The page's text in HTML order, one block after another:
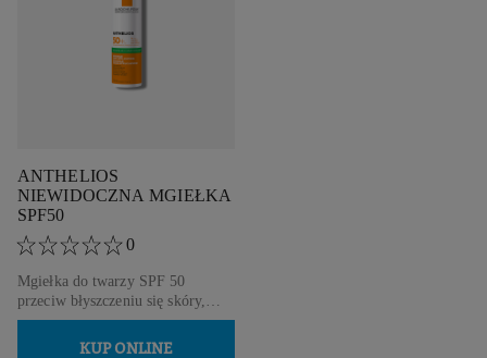
ANTHELIOS
NIEWIDOCZNA MGIEŁKA
SPF50
0
Mgiełka do twarzy SPF 50
przeciw błyszczeniu się skóry,
wysoka ochrona.
KUP ONLINE